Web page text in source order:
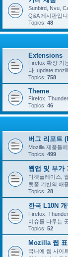
Sunbird, Nvu,
Q&A 게시판입니
Topics: 48
Extensions
Firefox 확장 기
다.
Topics: 758
Theme
Firefox,
Topics: 46
버그 리포트
Mozilla 제품들
Topics: 499
웹앱 및 부가
마켓플레이스,
랫폼 기반의 애
Topics: 28
한국 L10N
Firefox,
이슈를 다루는
Topics: 52
Mozilla 웹 표
국내에 웹 사이